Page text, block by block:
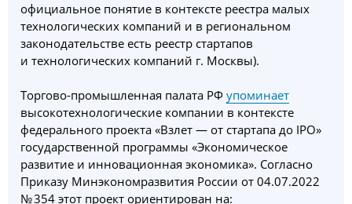
официальное понятие в контексте реестра малых
технологических компаний и в региональном
законодательстве есть реестр стартапов
и технологических компаний г. Москвы).
Торгово-промышленная палата РФ упоминает
высокотехнологические компании в контексте
федерального проекта «Взлет — от стартапа до IPO»
государственной программы «Экономическое
развитие и инновационная экономика». Согласно
Приказу Минэкономразвития России от 04.07.2022
№ 354 этот проект ориентирован на: